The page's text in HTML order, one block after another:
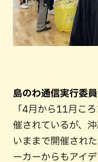
島のわ通信実行委
「4月から11月こ
催されているが、
いままで開催され
ーカーからもアイ